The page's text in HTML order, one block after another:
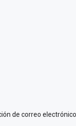
de correo